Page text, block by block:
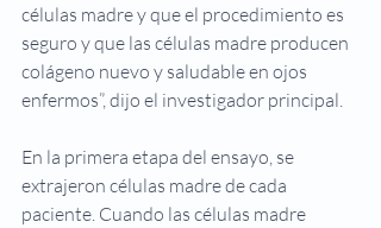
células madre y que el procedimiento es
seguro y que las células madre producen
colágeno nuevo y saludable en ojos
enfermos”, dijo el investigador principal.
En la primera etapa del ensayo, se
extrajeron células madre de cada
paciente. Cuando las células madre